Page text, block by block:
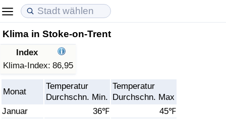
Klima in Stoke-on-Trent
Index
Klima-Index: 86,95
Monat
Temperatur
Durchschn. Min.
Temperatur
Durchschn. Max
Januar
36℉
45℉
Lebenshaltungskosten
Lebenshaltungskosten-Index (aktuell)
Lebenshaltungskosten-Index
Lebenshaltungskosten-Index nach Land
Immobilienpreise
Immobilienpreis-Index (aktuell)
Immobilienpreis-Index
Immobilienpreis-Index nach Land
Lebensqualität
Lebensqualität-Index
Lebensqualität-Index (aktuell)
Lebensqualitätsindex nach Land